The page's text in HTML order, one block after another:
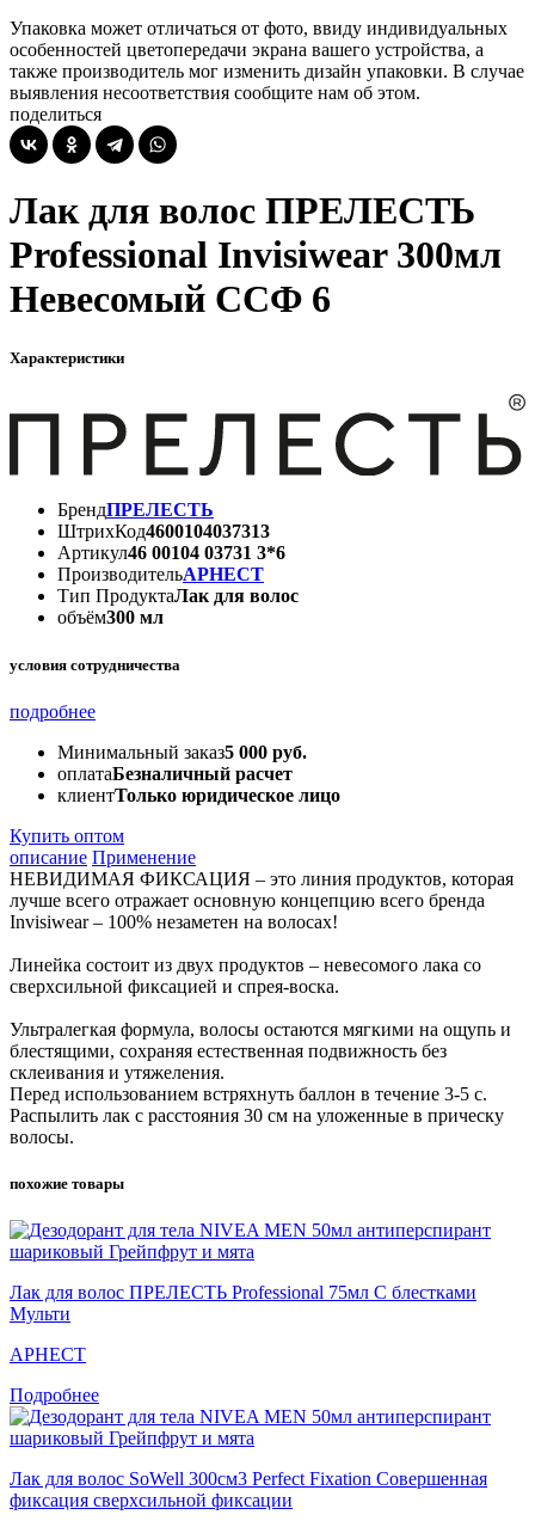
Упаковка может отличаться от фото, ввиду индивидуальных
особенностей цветопередачи экрана вашего устройства, а
также производитель мог изменить дизайн упаковки. В случае
выявления несоответствия сообщите нам об этом.
поделиться
Лак для волос ПРЕЛЕСТЬ
Professional Invisiwear 300мл
Невесомый ССФ 6
Характеристики
БрендПРЕЛЕСТЬ
ШтрихКод4600104037313
Артикул46 00104 03731 3*6
ПроизводительАРНЕСТ
Тип ПродуктаЛак для волос
объём300 мл
условия сотрудничества
подробнее
Минимальный заказ5 000 руб.
оплатаБезналичный расчет
клиентТолько юридическое лицо
Купить оптом
описание Применение
НЕВИДИМАЯ ФИКСАЦИЯ – это линия продуктов, которая
лучше всего отражает основную концепцию всего бренда
Invisiwear – 100% незаметен на волосах!
Линейка состоит из двух продуктов – невесомого лака со
сверхсильной фиксацией и спрея-воска.
Ультралегкая формула, волосы остаются мягкими на ощупь и
блестящими, сохраняя естественная подвижность без
склеивания и утяжеления.
Перед использованием встряхнуть баллон в течение 3-5 с.
Распылить лак с расстояния 30 см на уложенные в прическу
волосы.
похожие товары
Лак для волос ПРЕЛЕСТЬ Professional 75мл С блестками
Мульти
АРНЕСТ
Подробнее
Лак для волос SoWell 300см3 Perfect Fixation Совершенная
фиксация сверхсильной фиксации